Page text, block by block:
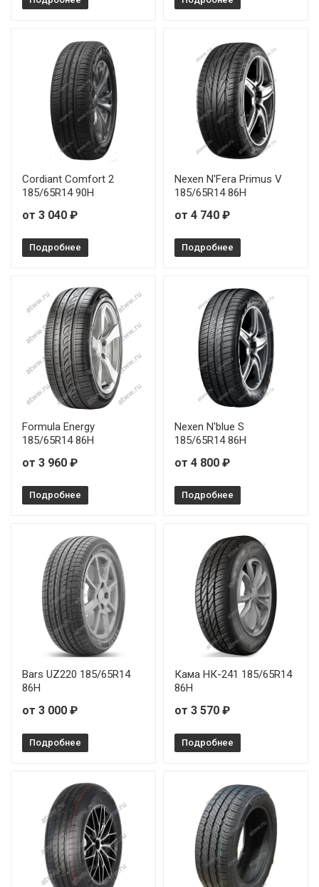
Maxxis HP-M3 225/60R18 100H
Maxxis HP-M3 225/60R18 100V
Maxxis HP-M3 235/45R18 94W
Maxxis HP-M3 235/50R17 100V
Maxxis HP-M3 245/40R19 98W
Maxxis HP-M3 275/45R20 110V
Maxxis HP-M3 285/45R19 107V
Cordiant Comfort 2
185/65R14 90H
от 3 040 ₽
Подробнее
Nexen N'Fera Primus V
185/65R14 86H
от 4 740 ₽
Подробнее
Formula Energy
185/65R14 86H
от 3 960 ₽
Подробнее
Nexen N'blue S
185/65R14 86H
от 4 800 ₽
Подробнее
Bars UZ220 185/65R14
86H
от 3 000 ₽
Подробнее
Кама НК-241 185/65R14
86H
от 3 570 ₽
Подробнее